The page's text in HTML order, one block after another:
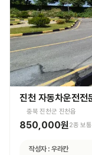
진천 자동차운전전
충북 진천군 진천읍
850,000원2종 보
작성자 : 우라칸